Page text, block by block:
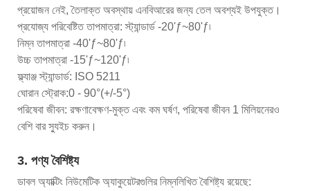
প্রয়োজন নেই, তৈলাক্ত অবস্থায় এনবিআরের জন্য তেল অবশ্যই উপযুক্ত।
প্রযোজ্য পরিবেষ্টিত তাপমাত্রা: স্ট্যান্ডার্ড -20'ƒ~80'ƒ৷
নিম্ন তাপমাত্রা -40'ƒ~80'ƒ৷
উচ্চ তাপমাত্রা -15'ƒ~120'ƒ৷
ফ্ল্যাঞ্জ স্ট্যান্ডার্ড: ISO 5211
ঘোরান স্ট্রোক:0 - 90°(+/-5°)
পরিষেবা জীবন: রক্ষণাবেক্ষণ-মুক্ত এবং কম ঘর্ষণ, পরিষেবা জীবন 1 মিলিয়নেরও
বেশি বার স্যুইচ করুন।
3. পণ্য বৈশিষ্ট্য
ডাবল অ্যাক্টিং নিউমেটিক অ্যাকুয়েটরগুলির নিম্নলিখিত বৈশিষ্ট্য রয়েছে: